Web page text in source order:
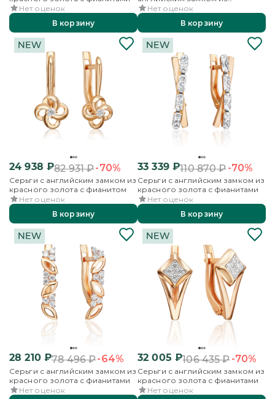
Нет оценок
В корзину
красного золота с фианитами
Нет оценок
В корзину
24 938 ₽82 931₽-70%
Серьги с английским замком из
красного золота с фианитом
Нет оценок
В корзину
33 339₽110 870₽-70%
Серьги с английским замком из
красного золота с фианитами
Нет оценок
В корзину
28 210₽78 496₽-64%
Серьги с английским замком из
красного золота с фианитами
Нет оценок
32 005 ₽106 435₽-70%
Серьги с английским замком из
красного золота с фианитами
Нет оценок